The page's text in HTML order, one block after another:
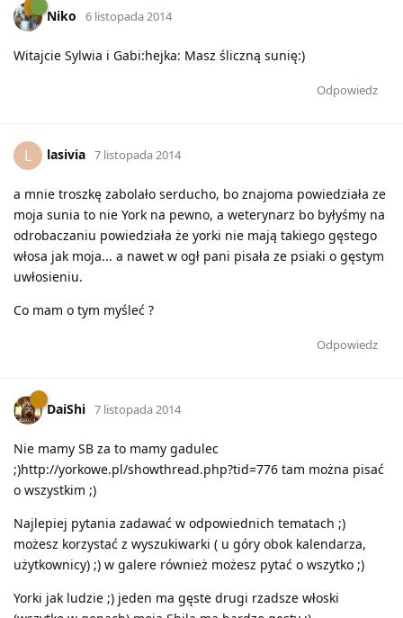
Niko 6 listopada 2014
Witajcie Sylwia i Gabi:hejka: Masz śliczną sunię:)
Odpowiedz
L lasivia 7 listopada 2014
a mnie troszkę zabolało serducho, bo znajoma powiedziała ze
moja sunia to nie York na pewno, a weterynarz bo byłyśmy na
odrobaczaniu powiedziała że yorki nie mają takiego gęstego
włosa jak moja... a nawet w ogł pani pisała ze psiaki o gęstym
uwłosieniu.
Co mam o tym myśleć ?
Odpowiedz
DaiShi 7 listopada 2014
Nie mamy SB za to mamy gadulec
;)http://yorkowe.pl/showthread.php?tid=776 tam można pisać
o wszystkim ;)
Najlepiej pytania zadawać w odpowiednich tematach ;)
możesz korzystać z wyszukiwarki ( u góry obok kalendarza,
użytkownicy) ;) w galere również możesz pytać o wszytko ;)
Yorki jak ludzie ;) jeden ma gęste drugi rzadsze włoski